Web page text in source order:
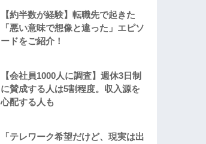
【約半数が経験】転職先で起きた
「悪い意味で想像と違った」エピソ
ードをご紹介！
【会社員1000人に調査】週休3日制
に賛成する人は5割程度。収入源を
心配する人も
「テレワーク希望だけど、現実は出